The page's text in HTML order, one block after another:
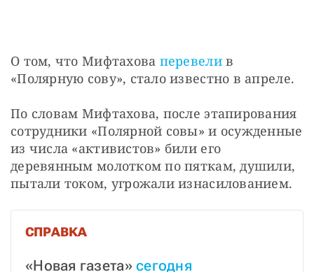
О том, что Мифтахова перевели в
«Полярную сову», стало известно в апреле.
По словам Мифтахова, после этапирования
сотрудники «Полярной совы» и осужденные
из числа «активистов» били его
деревянным молотком по пяткам, душили,
пытали током, угрожали изнасилованием.
СПРАВКА
«Новая газета» сегодня